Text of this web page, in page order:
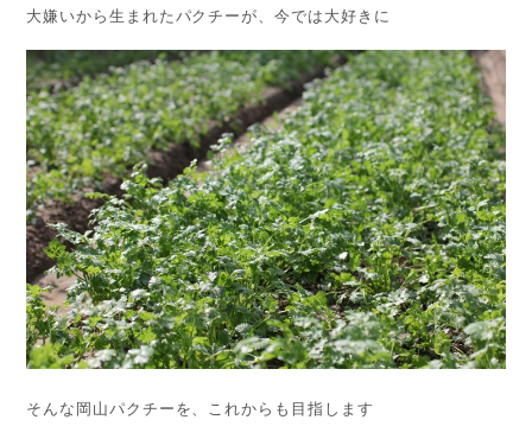
大嫌いから生まれたパクチーが、今では大好きに
そんな岡山パクチーを、これからも目指します